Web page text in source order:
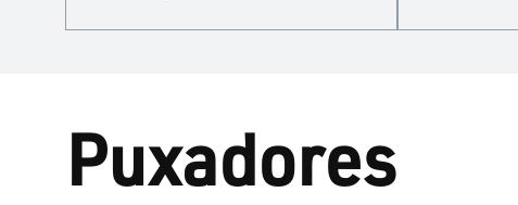
Puxadores